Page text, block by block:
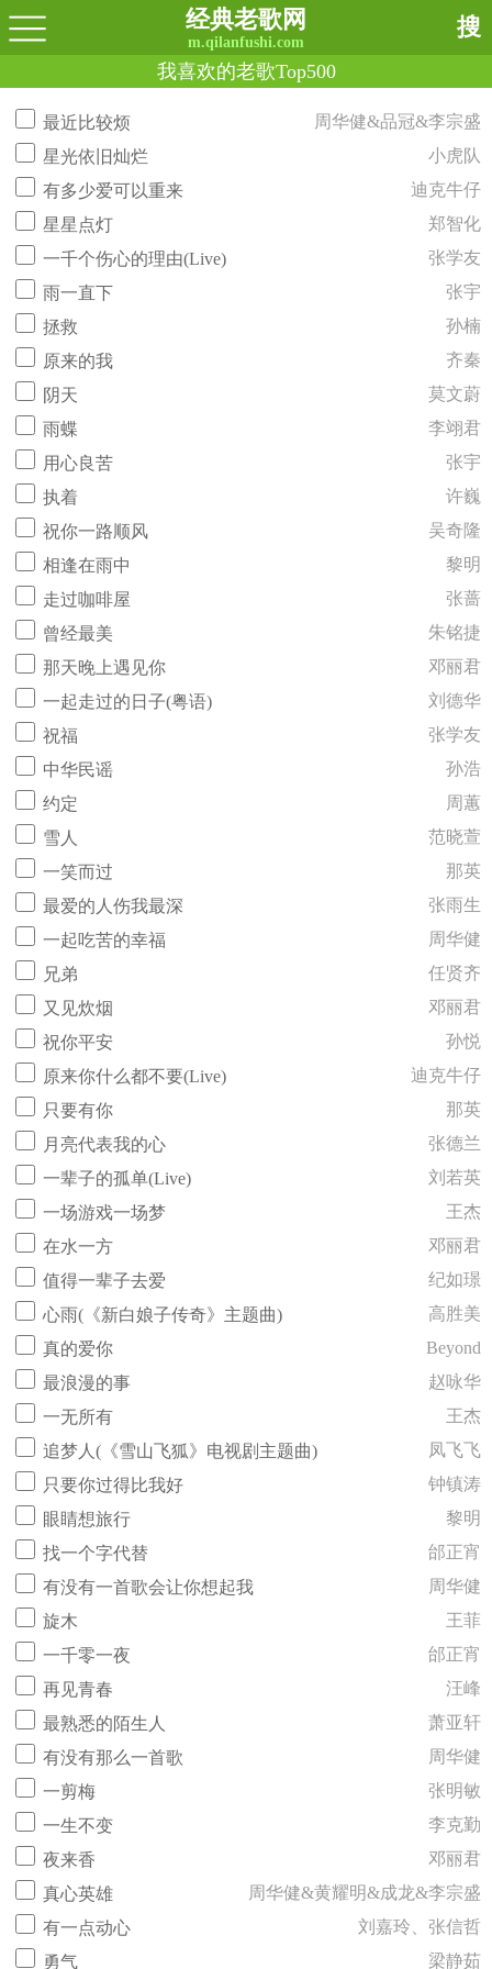
经典老歌网
m.qilanfushi.com
搜
我喜欢的老歌Top500
最近比较烦
周华健&品冠&李宗盛
星光依旧灿烂
小虎队
有多少爱可以重来
迪克牛仔
星星点灯
郑智化
一千个伤心的理由(Live)
张学友
雨一直下
张宇
拯救
孙楠
原来的我
齐秦
阴天
莫文蔚
雨蝶
李翊君
用心良苦
张宇
执着
许巍
祝你一路顺风
吴奇隆
相逢在雨中
黎明
走过咖啡屋
张蔷
曾经最美
朱铭捷
那天晚上遇见你
邓丽君
一起走过的日子(粤语)
刘德华
祝福
张学友
中华民谣
孙浩
约定
周蕙
雪人
范晓萱
一笑而过
那英
最爱的人伤我最深
张雨生
一起吃苦的幸福
周华健
兄弟
任贤齐
又见炊烟
邓丽君
祝你平安
孙悦
原来你什么都不要(Live)
迪克牛仔
只要有你
那英
月亮代表我的心
张德兰
一辈子的孤单(Live)
刘若英
一场游戏一场梦
王杰
在水一方
邓丽君
值得一辈子去爱
纪如璟
心雨(《新白娘子传奇》主题曲)
高胜美
真的爱你
Beyond
最浪漫的事
赵咏华
一无所有
王杰
追梦人(《雪山飞狐》电视剧主题曲)
凤飞飞
只要你过得比我好
钟镇涛
眼睛想旅行
黎明
找一个字代替
邰正宵
有没有一首歌会让你想起我
周华健
旋木
王菲
一千零一夜
邰正宵
再见青春
汪峰
最熟悉的陌生人
萧亚轩
有没有那么一首歌
周华健
一剪梅
张明敏
一生不变
李克勤
夜来香
邓丽君
真心英雄
周华健&黄耀明&成龙&李宗盛
有一点动心
刘嘉玲、张信哲
勇气
梁静茹